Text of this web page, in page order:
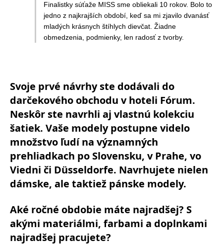
Finalistky súťaže MISS sme obliekali 10 rokov. Bolo to
jedno z najkrajších období, keď sa mi zjavilo dvanásť
mladých krásnych štíhlych dievčat. Žiadne
obmedzenia, podmienky, len radosť z tvorby.
Svoje prvé návrhy ste dodávali do
darčekového obchodu v hoteli Fórum.
Neskôr ste navrhli aj vlastnú kolekciu
šatiek. Vaše modely postupne videlo
množstvo ľudí na významných
prehliadkach po Slovensku, v Prahe, vo
Viedni či Düsseldorfe. Navrhujete nielen
dámske, ale taktiež pánske modely.
Aké ročné obdobie máte najradšej? S
akými materiálmi, farbami a doplnkami
najradšej pracujete?